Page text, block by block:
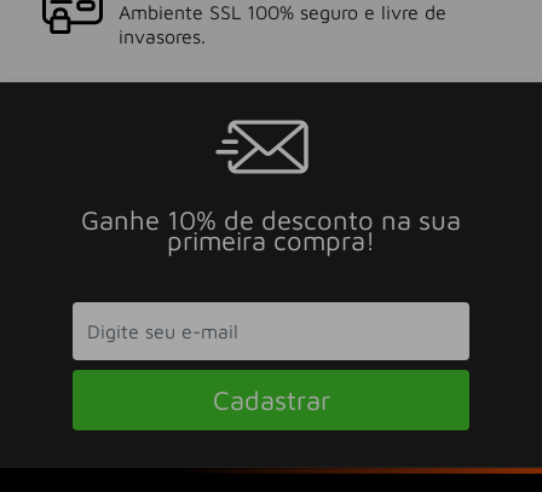
Ambiente SSL 100% seguro e livre de
invasores.
Ganhe 10% de desconto na sua
primeira compra!
Cadastrar